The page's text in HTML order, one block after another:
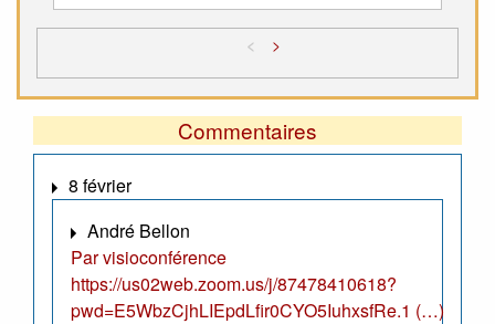
< >
Commentaires
8 février
André Bellon
Par visioconférence
https://us02web.zoom.us/j/87478410618?
pwd=E5WbzCjhLIEpdLfir0CYO5IuhxsfRe.1 (…)